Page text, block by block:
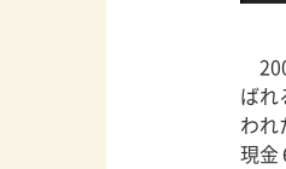
ばれ
われ
現金